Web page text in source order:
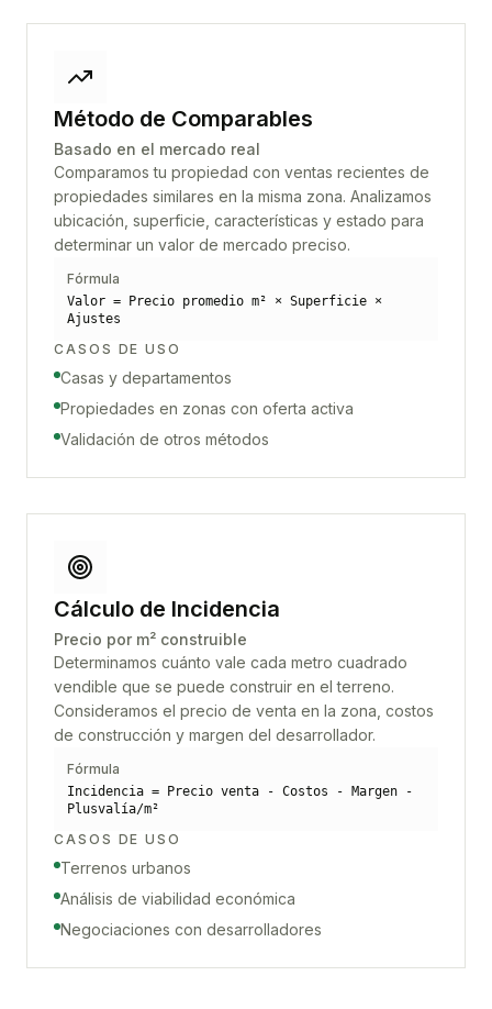
Método de Comparables
Basado en el mercado real
Comparamos tu propiedad con ventas recientes de
propiedades similares en la misma zona. Analizamos
ubicación, superficie, características y estado para
determinar un valor de mercado preciso.
Fórmula
Valor = Precio promedio m² × Superficie ×
Ajustes
CASOS DE USO
Casas y departamentos
Propiedades en zonas con oferta activa
Validación de otros métodos
Cálculo de Incidencia
Precio por m² construible
Determinamos cuánto vale cada metro cuadrado
vendible que se puede construir en el terreno.
Consideramos el precio de venta en la zona, costos
de construcción y margen del desarrollador.
Fórmula
Incidencia = Precio venta - Costos - Margen -
Plusvalía/m²
CASOS DE USO
Terrenos urbanos
Análisis de viabilidad económica
Negociaciones con desarrolladores